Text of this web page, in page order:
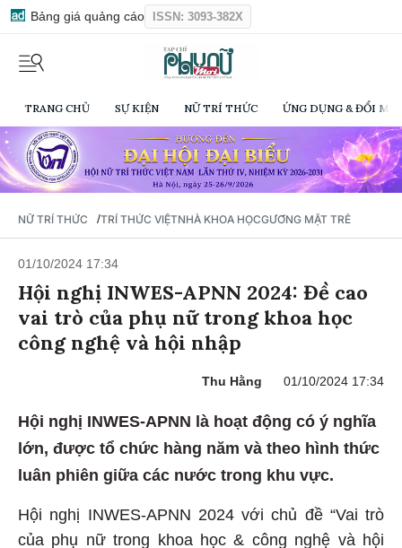
Bảng giá quảng cáo ISSN: 3093-382X
TRANG CHỦ SỰ KIỆN NỮ TRÍ THỨC ỨNG DỤNG & ĐỔI
NỮ TRÍ THỨC /TRÍ THỨC VIỆTNHÀ KHOA HỌCGƯƠNG MẶT TRẺ
01/10/2024 17:34
Hội nghị INWES-APNN 2024: Đề cao
vai trò của phụ nữ trong khoa học
công nghệ và hội nhập
Thu Hằng 01/10/2024 17:34
Hội nghị INWES-APNN là hoạt động có ý nghĩa
lớn, được tổ chức hàng năm và theo hình thức
luân phiên giữa các nước trong khu vực.
Hội nghị INWES-APNN 2024 với chủ đề “Vai trò
của phụ nữ trong khoa học & công nghệ và hội